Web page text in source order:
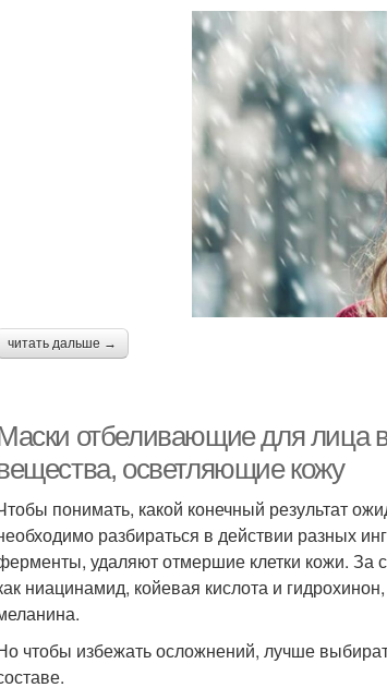
читать дальше →
отбеливающие для лица
осветляющие кожу
понимать, какой конечный результат
разбираться в действии разных
удаляют отмершие клетки кожи. За
ниацинамид, койевая кислота и
чтобы избежать осложнений, лучше